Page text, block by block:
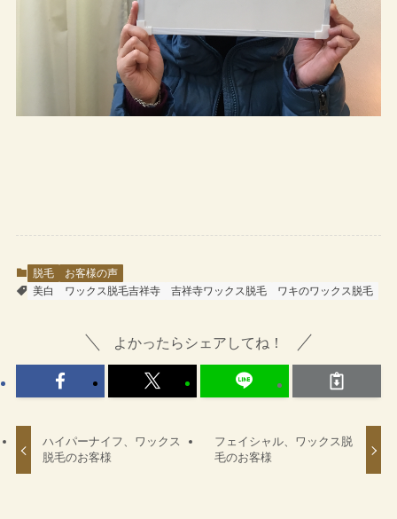
脱毛
お客様の声
美白
ワックス脱毛吉祥寺 吉祥寺ワックス脱毛 ワキのワックス脱毛
よかったらシェアしてね！
ハイパーナイフ、ワックス
脱毛のお客様
フェイシャル、ワックス脱
毛のお客様